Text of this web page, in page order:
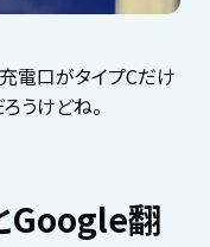
電口がタイプCだけ
うけどね。
Google翻